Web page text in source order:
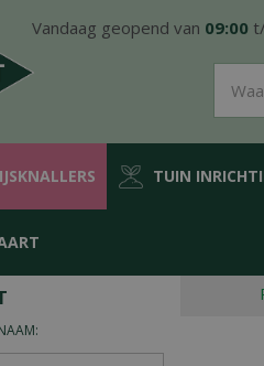
Vandaag geopend van 09:00
TUIN